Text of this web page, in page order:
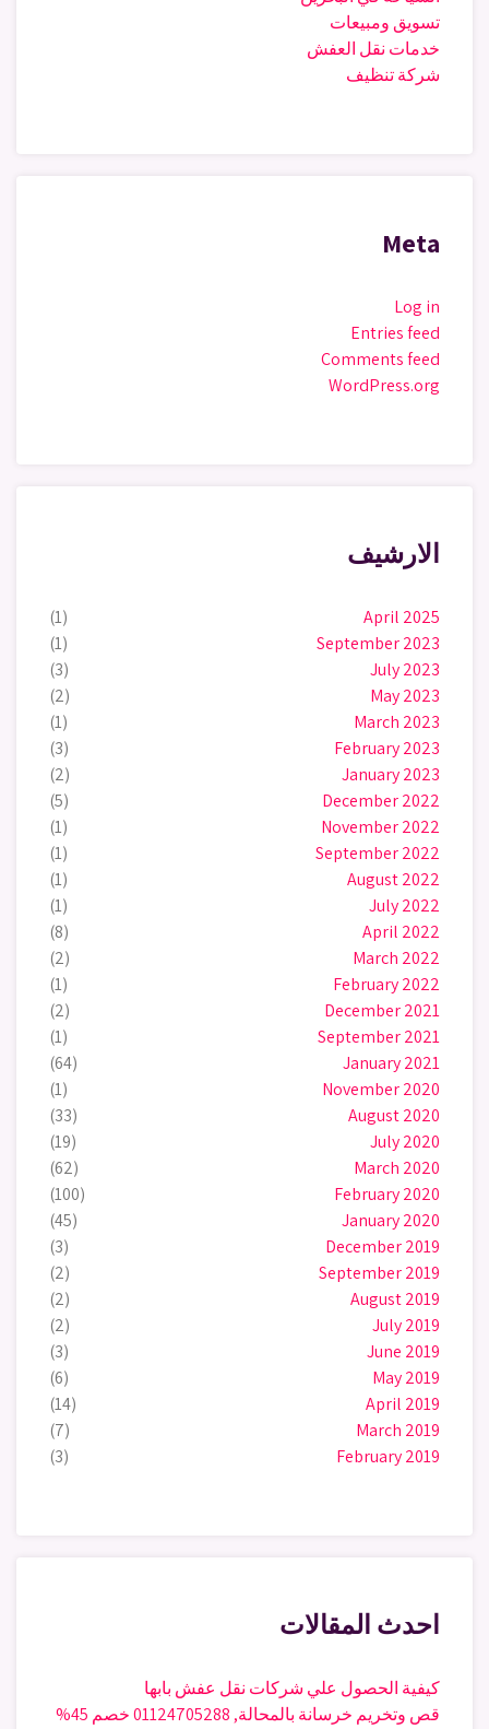
تسويق ومبيعات
خدمات نقل العفش
شركة تنظيف
Meta
Log in
Entries feed
Comments feed
WordPress.org
الارشيف
April 2025
(1)
September 2023
(1)
July 2023
(3)
May 2023
(2)
March 2023
(1)
February 2023
(3)
January 2023
(2)
December 2022
(5)
November 2022
(1)
September 2022
(1)
August 2022
(1)
July 2022
(1)
April 2022
(8)
March 2022
(2)
February 2022
(1)
December 2021
(2)
September 2021
(1)
January 2021
(64)
November 2020
(1)
August 2020
(33)
July 2020
(19)
March 2020
(62)
February 2020
(100)
January 2020
(45)
December 2019
(3)
September 2019
(2)
August 2019
(2)
July 2019
(2)
June 2019
(3)
May 2019
(6)
April 2019
(14)
March 2019
(7)
February 2019
(3)
احدث المقالات
كيفية الحصول علي شركات نقل عفش بابها
قص وتخريم خرسانة بالمحالة, 01124705288 خصم 45%